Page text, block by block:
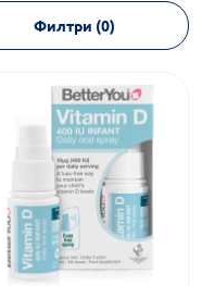
Филтри (0)